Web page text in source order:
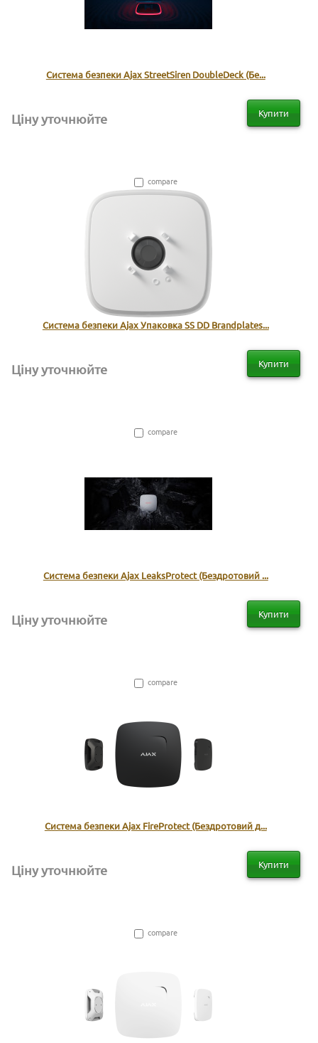
Система безпеки Ajax StreetSiren DoubleDeck (Бе...
Ціну уточнюйте Купити
compare
Система безпеки Ajax Упаковка SS DD Brandplates...
Ціну уточнюйте Купити
compare
Система безпеки Ajax LeaksProtect (Бездротовий ...
Ціну уточнюйте Купити
compare
Система безпеки Ajax FireProtect (Бездротовий д...
Ціну уточнюйте Купити
compare